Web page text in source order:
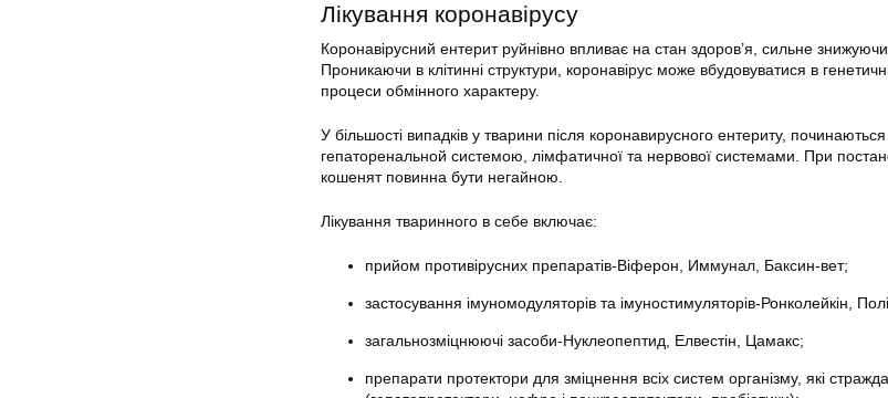
Лікування коронавірусу
Коронавірусний ентерит руйнівно впливає на стан здоров’я, сильне
Проникаючи в клітинні структури, коронавірус може вбудовуватися в
процеси обмінного характеру.
У більшості випадків у тварини після коронавирусного ентериту,
гепаторенальной системою, лімфатичної та нервової системами. При
кошенят повинна бути негайною.
Лікування тваринного в себе включає:
прийом противірусних препаратів-Віферон, Иммунал, Баксин-вет;
застосування імуномодуляторів та імуностимуляторів-Ронколейкін,
загальнозміцнюючі засоби-Нуклеопептид, Елвестін, Цамакс;
препарати протектори для зміцнення всіх систем організму, які